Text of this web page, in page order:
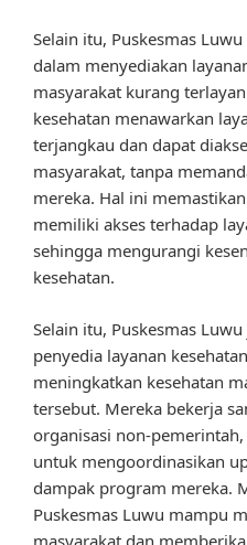
Selain itu, Puskesmas
dalam menyediakan
masyarakat kurang
kesehatan menawarkan
terjangkau dan dapat
masyarakat, tanpa
mereka. Hal ini
memiliki akses terhadap
sehingga mengurangi
kesehatan.
Selain itu, Puskesmas
penyedia layanan
meningkatkan kesehatan
tersebut. Mereka bekerja
organisasi non-
untuk mengoordinasikan
dampak program mereka.
Puskesmas Luwu mampu
masyarakat dan